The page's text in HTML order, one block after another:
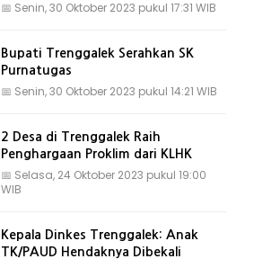
📅 Senin, 30 Oktober 2023 pukul 17:31 WIB
Bupati Trenggalek Serahkan SK
Purnatugas
📅 Senin, 30 Oktober 2023 pukul 14:21 WIB
2 Desa di Trenggalek Raih
Penghargaan Proklim dari KLHK
📅 Selasa, 24 Oktober 2023 pukul 19:00
WIB
Kepala Dinkes Trenggalek: Anak
TK/PAUD Hendaknya Dibekali